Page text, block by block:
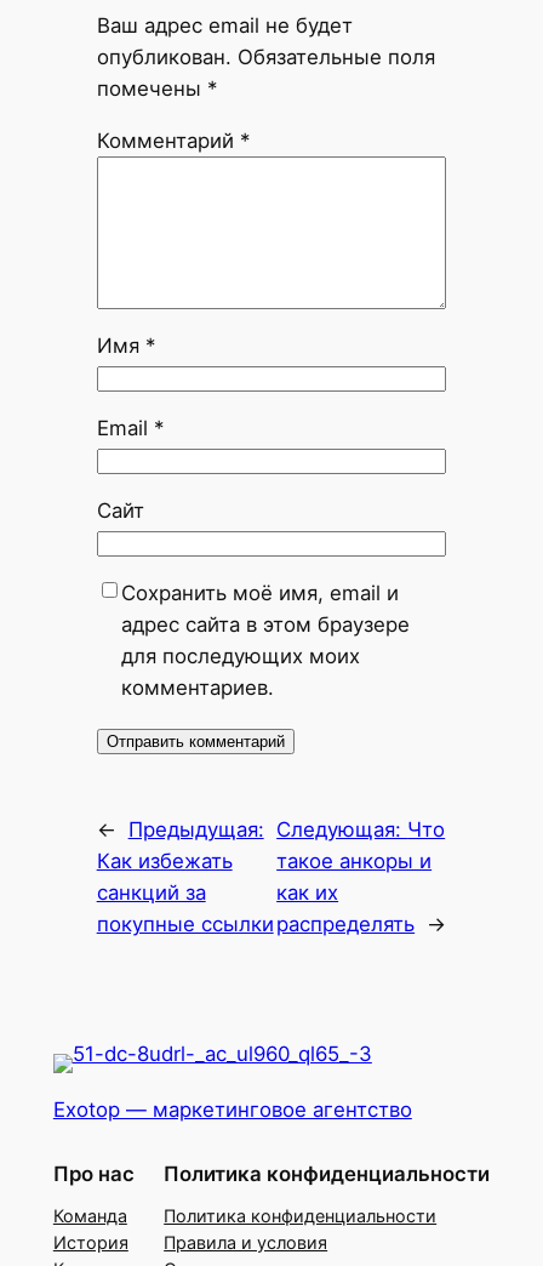
Ваш адрес email не будет
опубликован. Обязательные поля
помечены *
Комментарий *
Имя *
Email *
Сайт
Сохранить моё имя, email и
адрес сайта в этом браузере
для последующих моих
комментариев.
←
Предыдущая:
Как избежать
санкций за
покупные ссылки
Следующая: Что
такое анкоры и
как их
распределять →
Exotop — маркетинговое агентство
Про нас
Команда
История
Политика конфиденциальности
Политика конфиденциальности
Правила и условия